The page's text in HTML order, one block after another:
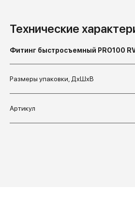
Технические
Фитинг быстросъемный PRO100
Размеры упаковки, ДхШхВ
Артикул